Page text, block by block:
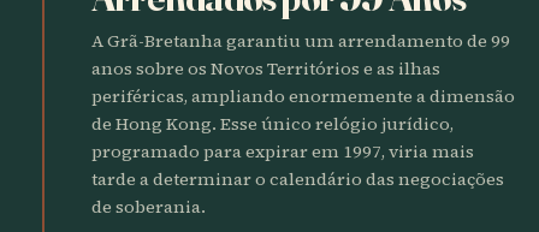
A Grã-Bretanha garantiu um arrendamento de 99
anos sobre os Novos Territórios e as ilhas
periféricas, ampliando enormemente a dimensão
de Hong Kong. Esse único relógio jurídico,
programado para expirar em 1997, viria mais
tarde a determinar o calendário das negociações
de soberania.